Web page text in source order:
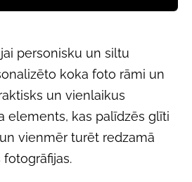
personisku un siltu
koka foto rāmi un
un vienlaikus
elements, kas palīdzēs glīti
vienmēr turēt redzamā